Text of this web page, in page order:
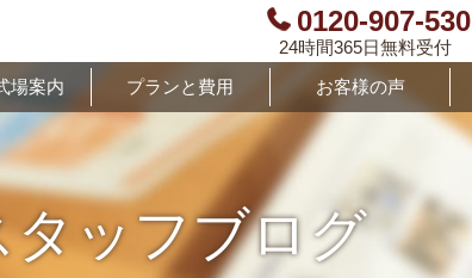
0120-907-530
24時間365日無料受付
場案内 プランと費用 お客様の声
タッフブログ